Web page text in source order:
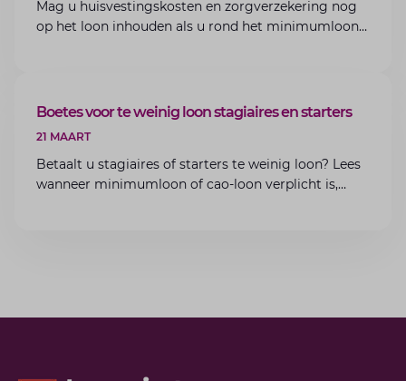
Mag u huisvestingskosten en zorgverzekering nog
op het loon inhouden als u rond het minimumloon
ARTIKEL
Boetes voor te weinig loon stagiaires en starters
21 MAART
Betaalt u stagiaires of starters te weinig loon? Lees
wanneer minimumloon of cao-loon verplicht is,